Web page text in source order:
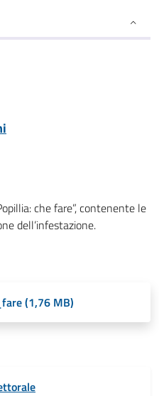
che fare”, contenente le
dell’infestazione.
(1,76 MB)